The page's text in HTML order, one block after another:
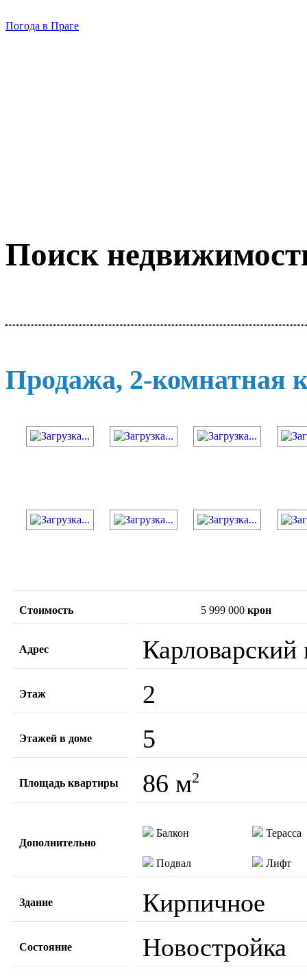
Погода в Праге
Поиск
Продажа, 2-комнатная
Стоимость 5 999 000 крон
Адрес
Этаж 2
Этажей в доме 5
Площадь квартиры 86 м2
Дополнительно
Балкон Терасса
Подвал Лифт
Здание Кирпичное
Состояние Новостройка